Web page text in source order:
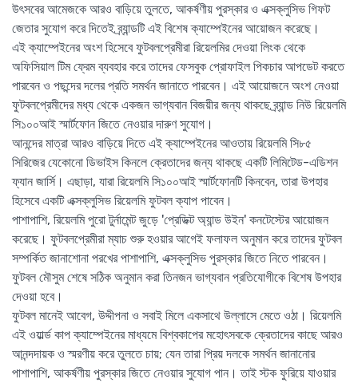
উৎসবের আমেজকে আরও বাড়িয়ে তুলতে, আকর্ষণীয় পুরস্কার ও এক্সক্লুসিভ গিফট
জেতার সুযোগ করে দিতেই ব্র্যান্ডটি এই বিশেষ ক্যাম্পেইনের আয়োজন করেছে।
এই ক্যাম্পেইনের অংশ হিসেবে ফুটবলপ্রেমীরা রিয়েলমির দেওয়া লিংক থেকে
অফিসিয়াল টিম ফ্রেম ব্যবহার করে তাদের ফেসবুক প্রোফাইল পিকচার আপডেট করতে
পারবেন ও পছন্দের দলের প্রতি সমর্থন জানাতে পারবেন। এই আয়োজনে অংশ নেওয়া
ফুটবলপ্রেমীদের মধ্য থেকে একজন ভাগ্যবান বিজয়ীর জন্য থাকছে ব্র্যান্ড নিউ রিয়েলমি
সি১০০আই স্মার্টফোন জিতে নেওয়ার দারুণ সুযোগ।
আনন্দের মাত্রা আরও বাড়িয়ে দিতে এই ক্যাম্পেইনের আওতায় রিয়েলমি সি৮৫
সিরিজের যেকোনো ডিভাইস কিনলে ক্রেতাদের জন্য থাকছে একটি লিমিটেড-এডিশন
ফ্যান জার্সি। এছাড়া, যারা রিয়েলমি সি১০০আই স্মার্টফোনটি কিনবেন, তারা উপহার
হিসেবে একটি এক্সক্লুসিভ রিয়েলমি ফুটবল ক্যাপ পাবেন।
পাশাপাশি, রিয়েলমি পুরো টুর্নামেন্ট জুড়ে 'প্রেডিক্ট অ্যান্ড উইন' কনটেস্টের আয়োজন
করেছে। ফুটবলপ্রেমীরা ম্যাচ শুরু হওয়ার আগেই ফলাফল অনুমান করে তাদের ফুটবল
সম্পর্কিত জানাশোনা পরখের পাশাপাশি, এক্সক্লুসিভ পুরস্কার জিতে নিতে পারবেন।
ফুটবল মৌসুম শেষে সঠিক অনুমান করা তিনজন ভাগ্যবান প্রতিযোগীকে বিশেষ উপহার
দেওয়া হবে।
ফুটবল মানেই আবেগ, উদ্দীপনা ও সবাই মিলে একসাথে উল্লাসে মেতে ওঠা। রিয়েলমি
এই ওয়ার্ল্ড কাপ ক্যাম্পেইনের মাধ্যমে বিশ্বকাপের মহোৎসবকে ক্রেতাদের কাছে আরও
আনন্দদায়ক ও স্মরণীয় করে তুলতে চায়; যেন তারা প্রিয় দলকে সমর্থন জানানোর
পাশাপাশি, আকর্ষণীয় পুরস্কার জিতে নেওয়ার সুযোগ পান। তাই স্টক ফুরিয়ে যাওয়ার